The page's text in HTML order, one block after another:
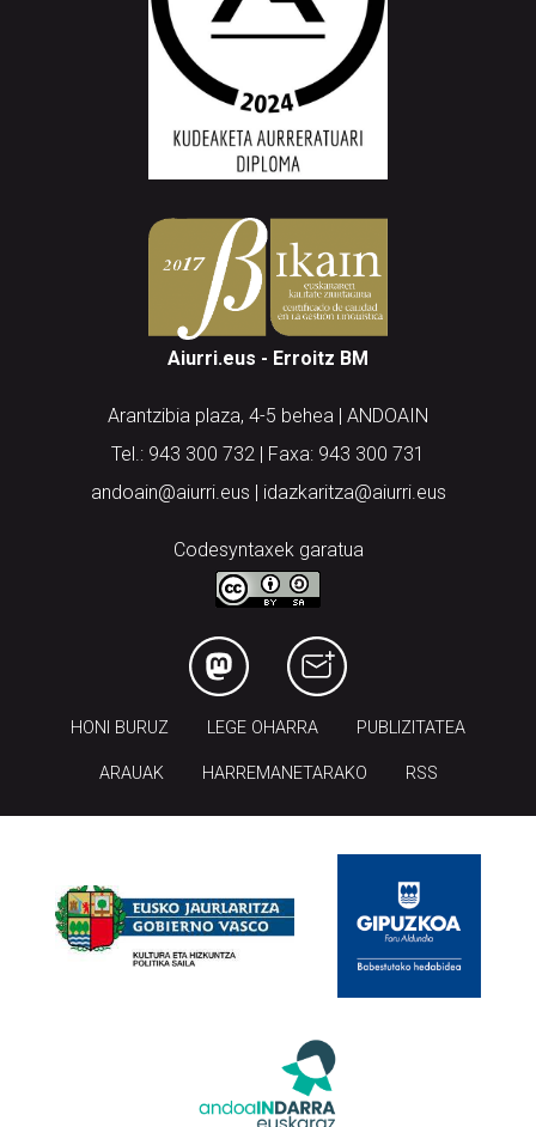
Aiurri.eus - Erroitz BM
Arantzibia plaza, 4-5 behea | ANDOAIN
Tel.: 943 300 732 | Faxa: 943 300 731
andoain@aiurri.eus | idazkaritza@aiurri.eus
Codesyntaxek garatua
HONI BURUZ LEGE OHARRA PUBLIZITATEA
ARAUAK HARREMANETARAKO RSS